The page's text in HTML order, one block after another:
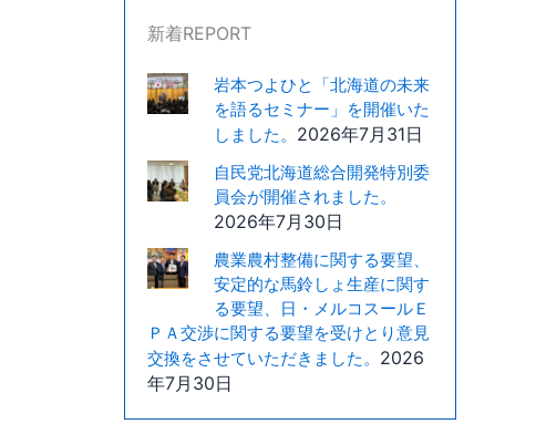
新着REPORT
岩本つよひと「北海道の未来
を語るセミナー」を開催いた
しました。 2026年7月31日
自民党北海道総合開発特別委
員会が開催されました。
2026年7月30日
農業農村整備に関する要望、
安定的な馬鈴しょ生産に関す
る要望、日・メルコスールＥ
ＰＡ交渉に関する要望を受けとり意見
交換をさせていただきました。 2026
年7月30日